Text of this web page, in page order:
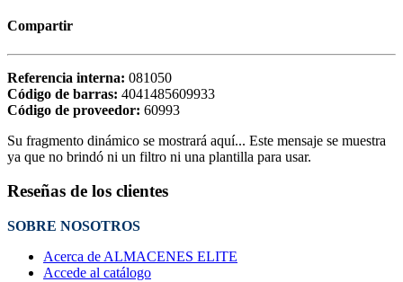
Compartir
Referencia interna: 081050
Código de barras: 4041485609933
Código de proveedor: 60993
Su fragmento dinámico se mostrará aquí... Este mensaje se muestra
ya que no brindó ni un filtro ni una plantilla para usar.
Reseñas de los clientes
SOBRE NOSOTROS
Acerca de ALMACENES ELITE
Accede al catálogo